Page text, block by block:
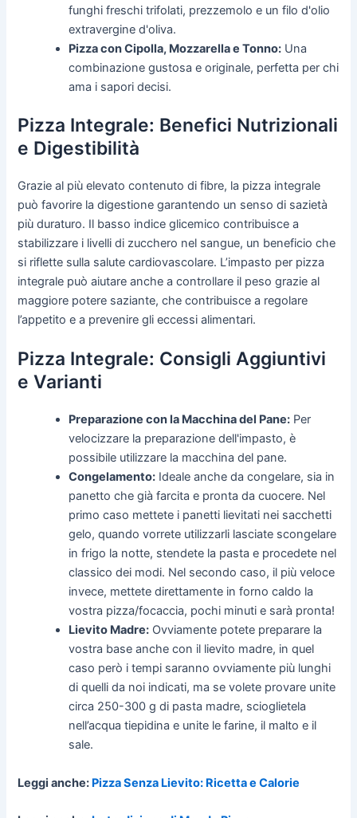
funghi freschi trifolati, prezzemolo e un filo d'olio
extravergine d'oliva.
Pizza con Cipolla, Mozzarella e Tonno: Una
combinazione gustosa e originale, perfetta per chi
ama i sapori decisi.
Pizza Integrale: Benefici Nutrizionali
e Digestibilità
Grazie al più elevato contenuto di fibre, la pizza integrale
può favorire la digestione garantendo un senso di sazietà
più duraturo. Il basso indice glicemico contribuisce a
stabilizzare i livelli di zucchero nel sangue, un beneficio che
si riflette sulla salute cardiovascolare. L’impasto per pizza
integrale può aiutare anche a controllare il peso grazie al
maggiore potere saziante, che contribuisce a regolare
l’appetito e a prevenire gli eccessi alimentari.
Pizza Integrale: Consigli Aggiuntivi
e Varianti
Preparazione con la Macchina del Pane: Per
velocizzare la preparazione dell'impasto, è
possibile utilizzare la macchina del pane.
Congelamento: Ideale anche da congelare, sia in
panetto che già farcita e pronta da cuocere. Nel
primo caso mettete i panetti lievitati nei sacchetti
gelo, quando vorrete utilizzarli lasciate scongelare
in frigo la notte, stendete la pasta e procedete nel
classico dei modi. Nel secondo caso, il più veloce
invece, mettete direttamente in forno caldo la
vostra pizza/focaccia, pochi minuti e sarà pronta!
Lievito Madre: Ovviamente potete preparare la
vostra base anche con il lievito madre, in quel
caso però i tempi saranno ovviamente più lunghi
di quelli da noi indicati, ma se volete provare unite
circa 250-300 g di pasta madre, scioglietela
nell’acqua tiepidina e unite le farine, il malto e il
sale.
Leggi anche: Pizza Senza Lievito: Ricetta e Calorie